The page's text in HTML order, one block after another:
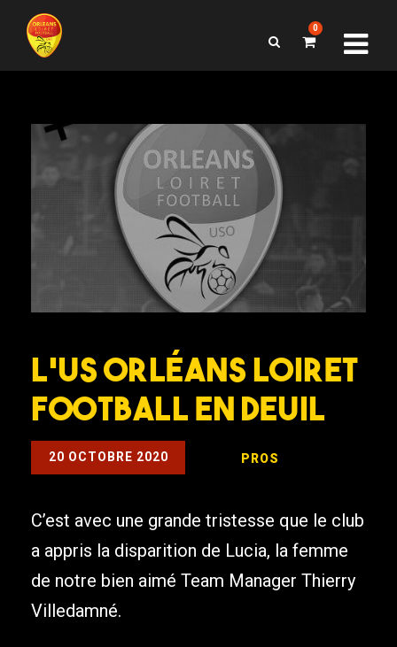
0
L’US Orléans Loiret
Football en deuil
20 OCTOBRE 2020 PROS
C’est avec une grande tristesse que le club
a appris la disparition de Lucia, la femme
de notre bien aimé Team Manager Thierry
Villedamné.